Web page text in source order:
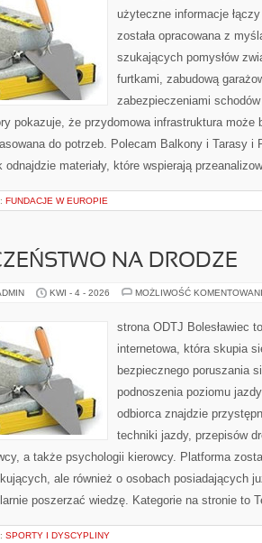
użyteczne informacje
została opracowana z
szukających pomysłów
furtkami, zabudową
zabezpieczeniami
pokazuje, że przydomowa infrastruktura może
do potrzeb. Polecam Balkony i Tarasy i
odnajdzie materiały, które wspierają
FUNDACJE W EUROPIE
NA DRODZE
KWI - 4 - 2026 MOŻLIWOŚĆ
strona ODTJ Bolesławiec
internetowa, która skupia
bezpiecznego poruszania
podnoszenia poziomu
odbiorca znajdzie
techniki jazdy, przepisów
a także psychologii kierowcy. Platforma
ale również o osobach posiadających
poszerzać wiedzę. Kategorie na stronie to
SPORTY I DYSCYPLINY